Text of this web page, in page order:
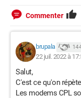
Commenter
brupala 14
22 juil. 2022 à
Salut,
C'est ce qu'on
Les modems CPL